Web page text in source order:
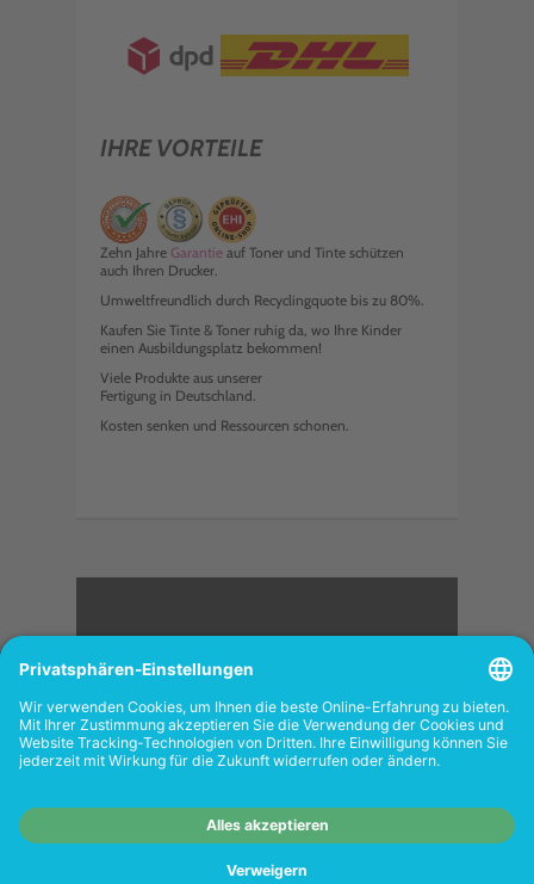
IHRE VORTEILE
Zehn Jahre Garantie auf Toner und Tinte schützen
auch Ihren Drucker.
Umweltfreundlich durch Recyclingquote bis zu 80%.
Kaufen Sie Tinte & Toner ruhig da, wo Ihre Kinder
einen Ausbildungsplatz bekommen!
Viele Produkte aus unserer
Fertigung in Deutschland.
Kosten senken und Ressourcen schonen.
<
FOLGEN SIE UNS
Shops richtet sich nicht an Wiederverkäufer.